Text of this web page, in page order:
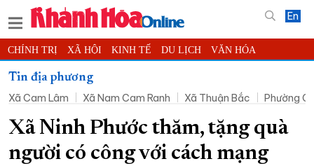
En
CHÍNH TRỊ XÃ HỘI KINH TẾ DU LỊCH VĂN HÓA
THỂ THAO ĐỜI SỐNG
KHOA HỌC - CÔNG NGHỆ PHÁP LUẬT BẠN ĐỌC PHÓNG SỰ
THẾ GIỚI MULTIMEDIA VIDEO ĐỌC BÁO ONLINE
PODCAST THÔNG TIN - QUẢNG CÁO
Tin địa phương
Xã Cam Lâm
Xã Nam Cam Ranh Xã Thuận Bắc Phường
Xã Ninh Phước thăm, tặng quà
người có công với cách mạng